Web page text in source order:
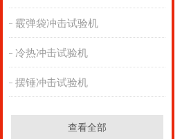
霰弹袋冲击试验机
冷热冲击试验机
摆锤冲击试验机
查看全部